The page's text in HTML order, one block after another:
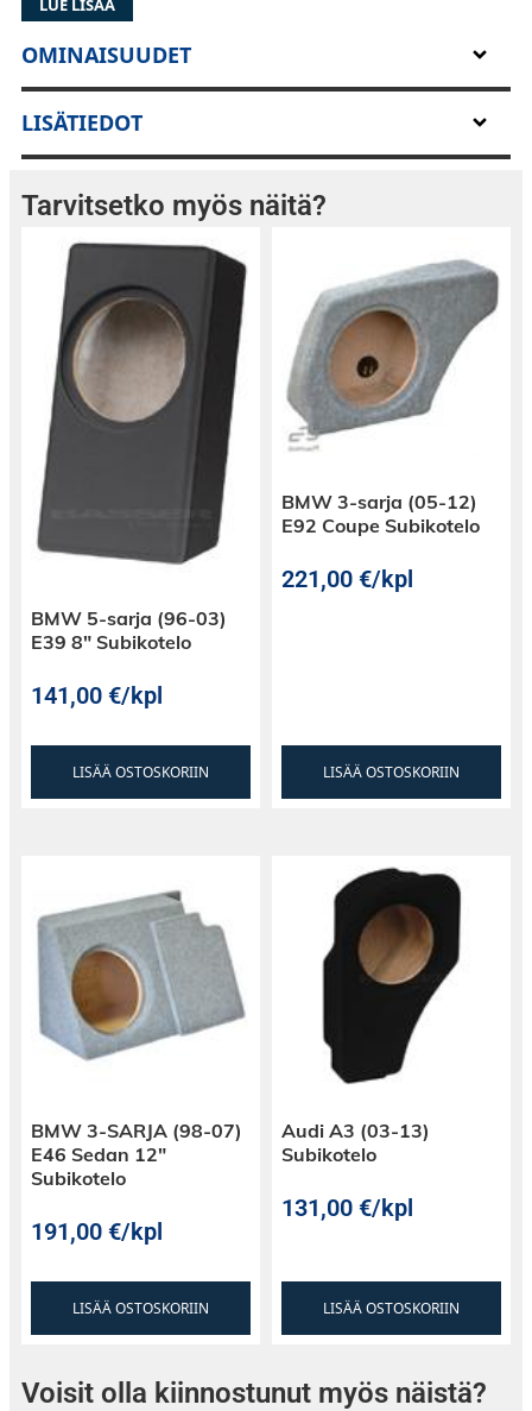
ja rasittamattomalla soundilla oleva kangaskalotti.
Ulkoisten jakosuotimien kytkentä on
yksinkertainen.
Input -sisääntuloon tuot kaiutinjohdot normaalisti
soittimesta/vahvistimesta ja suotimesta lähtee
punamustat johdot midbassoterminaaliin ja
sinimustat diskanttiterminaaliin.
Diskantin ylipäästö: 4,3kHz, 12dB jyrkkyydellä.
Kaiuttimien mukana tulee jämäkät metalliverkot.
LUE LISÄÄ
OMINAISUUDET
LISÄTIEDOT
Tarvitsetko myös näitä?
BMW 5-sarja (96-03)
E39 8″ Subikotelo
141,00€/kpl
LISÄÄ OSTOSKORIIN
BMW 3-sarja (05-12)
E92 Coupe Subikotelo
221,00€/kpl
LISÄÄ OSTOSKORIIN
BMW 3-SARJA (98-07)
E46 Sedan 12″
Subikotelo
191,00€/kpl
LISÄÄ OSTOSKORIIN
Audi A3 (03-13)
Subikotelo
131,00€/kpl
LISÄÄ OSTOSKORIIN
Voisit olla kiinnostunut myös näistä?